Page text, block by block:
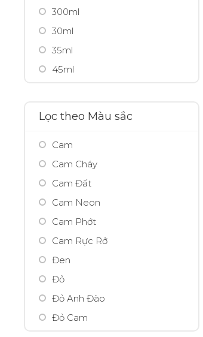
Aquaselin
Arganicare
Arm Hammer
Aroma
Ashley
Avene
Avon
AXE
B-tox peel
Babor
Balance
Bamboo Salt
Banobagi
Bath & Body Works
BBIA
300ml
30ml
35ml
45ml
75ml
95ml
Lọc theo Màu sắc
Cam
Cam Cháy
Cam Đất
Cam Neon
Cam Phớt
Cam Rực Rở
Đen
Đỏ
Đỏ Anh Đào
Đỏ Cam